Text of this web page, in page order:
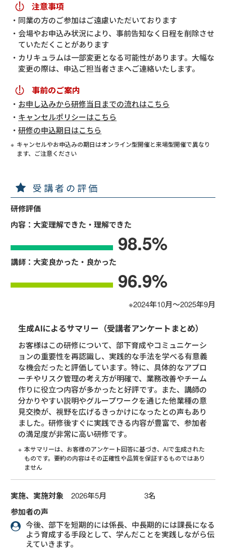
注意事項
同業の方のご参加はご遠慮いただいております
会場やお申込み状況により、事前告知なく日程を削除させ
ていただくことがあります
カリキュラムは一部変更となる可能性があります。大幅な
変更の際は、申込ご担当者さまへご連絡いたします。
事前のご案内
お申し込みから研修当日までの流れはこちら
キャンセルポリシーはこちら
研修の申込期日はこちら
キャンセルやお申込みの期日はオンライン型開催と来場型開催で異なり
ます、ご注意ください
受講者の評価
研修評価
内容：大変理解できた・理解できた
98.5%
講師：大変良かった・良かった
96.9%
※2024年10月～2025年9月
生成AIによるサマリー（受講者アンケートまとめ）
お客様はこの研修について、部下育成やコミュニケーシ
ョンの重要性を再認識し、実践的な手法を学べる有意義
な機会だったと評価しています。特に、具体的なアプロ
ーチやリスク管理の考え方が明確で、業務改善やチーム
作りに役立つ内容が多かったと好評です。また、講師の
分かりやすい説明やグループワークを通じた他業種の意
見交換が、視野を広げるきっかけになったとの声もあり
ました。研修後すぐに実践できる内容が豊富で、参加者
の満足度が非常に高い研修です。
本サマリーは、お客様のアンケート回答に基づき、AIで生成された
ものです。要約の内容はその正確性や品質を保証するものではあり
ません
実施、実施対象 2026年5月 3名
参加者の声
今後、部下を短期的には係長、中長期的には課長になる
よう育成する手段として、学んだことを実践しながら伝
えていきます。